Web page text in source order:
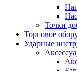
Точки
Торговое
Ударные